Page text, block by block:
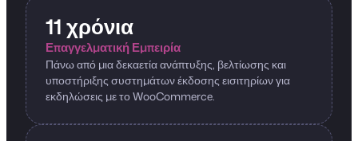
11 χρόνια
Επαγγελματική Εμπειρία
Πάνω από μια δεκαετία ανάπτυξης, βελτίωσης και
υποστήριξης συστημάτων έκδοσης εισιτηρίων για
εκδηλώσεις με το WooCommerce.